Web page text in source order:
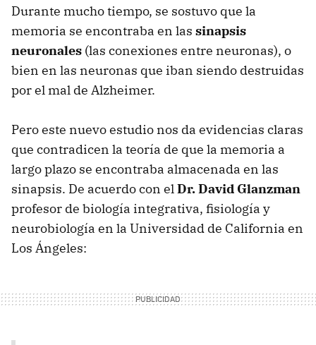
Durante mucho tiempo, se sostuvo que la
memoria se encontraba en las sinapsis
neuronales (las conexiones entre neuronas), o
bien en las neuronas que iban siendo destruidas
por el mal de Alzheimer.
Pero este nuevo estudio nos da evidencias claras
que contradicen la teoría de que la memoria a
largo plazo se encontraba almacenada en las
sinapsis. De acuerdo con elDr. David Glanzman
profesor de biología integrativa, fisiología y
neurobiología en la Universidad de California en
Los Ángeles: